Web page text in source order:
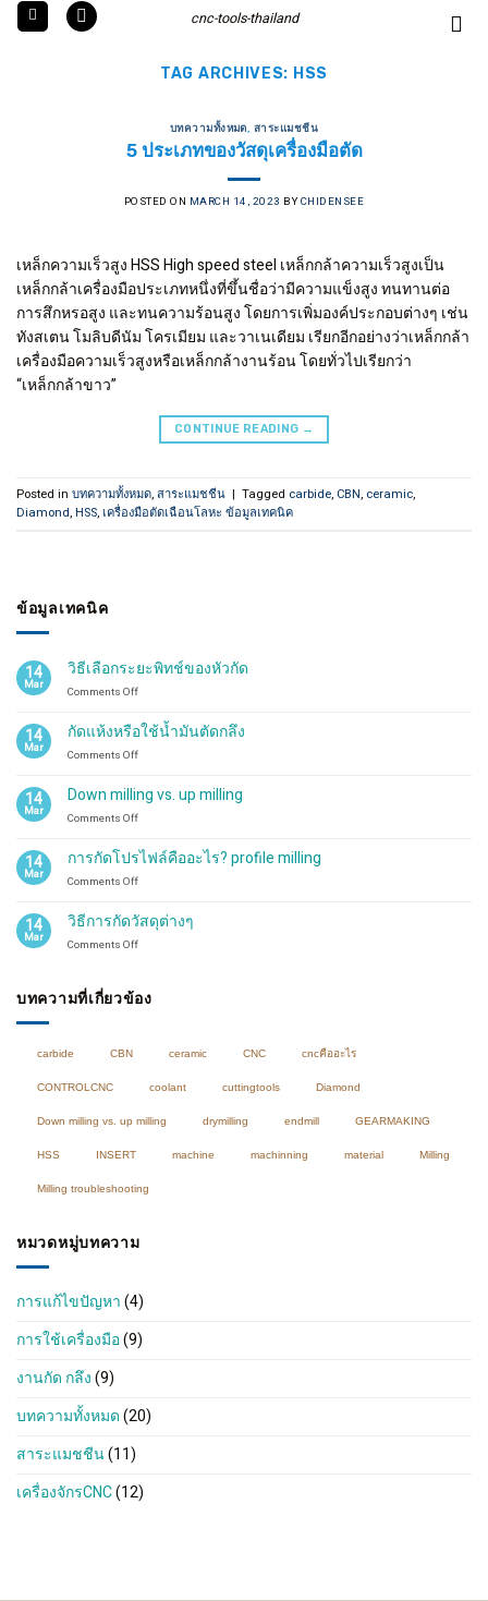
Skip
cnc-tools-thailand
TAG ARCHIVES: HSS
บทความทั้งหมด, สาระแมชชีน
5 ประเภทของวัสดุเครื่องมือตัด
POSTED ON MARCH 14, 2023 BYCHIDENSEE
เหล็กความเร็วสูง HSS High speed steel เหล็กกล้าความเร็วสูงเป็น
เหล็กกล้าเครื่องมือประเภทหนึ่งที่ขึ้นชื่อว่ามีความแข็งสูง ทนทานต่อ
การสึกหรอสูง และทนความร้อนสูง โดยการเพิ่มองค์ประกอบต่างๆ เช่น
ทังสเตน โมลิบดีนัม โครเมียม และวาเนเดียม เรียกอีกอย่างว่าเหล็กกล้า
เครื่องมือความเร็วสูงหรือเหล็กกล้างานร้อน โดยทั่วไปเรียกว่า
“เหล็กกล้าขาว”
CONTINUE READING →
Posted in บทความทั้งหมด,สาระแมชชีน | Tagged carbide, CBN, ceramic,
Diamond,HSS, เครื่องมือตัดเฉือนโลหะ ข้อมูลเทคนิค
ข้อมูลเทคนิค
14
Mar
วิธีเลือกระยะพิทช์ของหัวกัด
Comments Offon
เลือก
ระ
ยะ
ของ
หัว
กัด
14
Mar
กัดแห้งหรือใช้น้ำมันตัดกลึง
Comments Offon
หรือ
ใช้
ตัด
14
Mar
Down milling vs. up milling
Comments Offon
milling
vs.
up
14
Mar
การกัดโปรไฟล์คืออะไร? profile milling
Comments Offon
กัด
โปรไฟล์
คือ
milling
14
Mar
วิธีการกัดวัสดุต่างๆ
Comments Offon
กัด
บทความที่เกี่ยวข้อง
carbide CBN ceramic CNC cncคืออะไร
CONTROLCNC coolant cuttingtools Diamond
Down milling vs. up milling drymilling endmill GEARMAKING
HSS INSERT machine machinning material Milling
Milling troubleshooting
หมวดหมู่บทความ
การแก้ไขปัญหา(4)
การใช้เครื่องมือ(9)
งานกัด กลึง(9)
บทความทั้งหมด(20)
สาระแมชชีน(11)
เครื่องจักรCNC(12)